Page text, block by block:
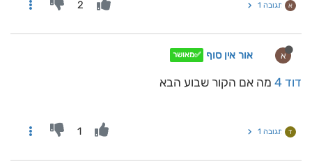
א תגובה 1 2
א אור אין סוף ✅מאושר
דוד 4 מה אם הקור שבוע הבא
ד תגובה 1 1